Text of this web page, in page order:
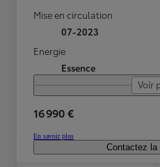
Mise en circulation
07-2023
Energie
Essence
Voir
16 990 €
En savoir plus
Contactez la